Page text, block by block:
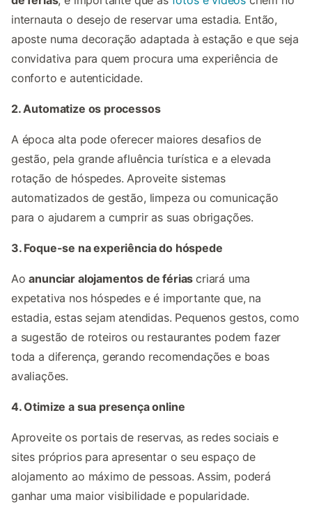
internauta o desejo de reservar uma estadia. Então,
aposte numa decoração adaptada à estação e que seja
convidativa para quem procura uma experiência de
conforto e autenticidade.
2. Automatize os processos
A época alta pode oferecer maiores desafios de
gestão, pela grande afluência turística e a elevada
rotação de hóspedes. Aproveite sistemas
automatizados de gestão, limpeza ou comunicação
para o ajudarem a cumprir as suas obrigações.
3. Foque-se na experiência do hóspede
Aoanunciar alojamentos de fériascriará uma
expetativa nos hóspedes e é importante que, na
estadia, estas sejam atendidas. Pequenos gestos, como
a sugestão de roteiros ou restaurantes podem fazer
toda a diferença, gerando recomendações e boas
avaliações.
4. Otimize a sua presença online
Aproveite os portais de reservas, as redes sociais e
sites próprios para apresentar o seu espaço de
alojamento ao máximo de pessoas. Assim, poderá
ganhar uma maior visibilidade e popularidade.